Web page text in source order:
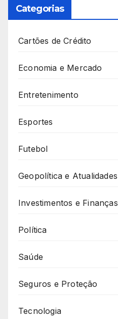
Categorias
Cartões de Crédito
Economia e Mercado
Entretenimento
Esportes
Futebol
Geopolítica e Atualidades
Investimentos e Finanças
Política
Saúde
Seguros e Proteção
Tecnologia